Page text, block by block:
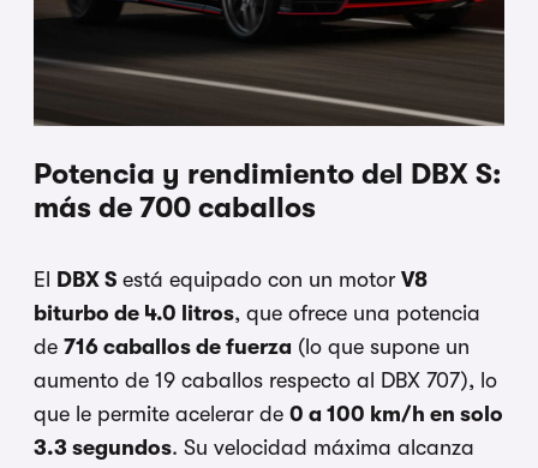
Potencia y rendimiento del DBX S:
más de 700 caballos
El DBX S está equipado con un motor V8
biturbo de 4.0 litros, que ofrece una potencia
de 716 caballos de fuerza (lo que supone un
aumento de 19 caballos respecto al DBX 707), lo
que le permite acelerar de 0 a 100 km/h en solo
3.3 segundos. Su velocidad máxima alcanza